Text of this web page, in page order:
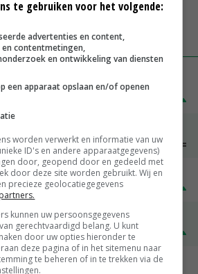
€ 1,09~ € 1,11
€ 197,00
€ 345,00
MEER MARKTPRIJZEN
te gebruiken voor het volgende:
advertenties en content,
contentmetingen,
en ontwikkeling van diensten
een apparaat opslaan en/of openen
worden verwerkt en informatie van uw
ID's en andere apparaatgegevens)
door, geopend door en gedeeld met
door deze site worden gebruikt. Wij en
precieze geolocatiegegevens
kunnen uw persoonsgegevens
gerechtvaardigd belang. U kunt
door uw opties hieronder te
deze pagina of in het sitemenu naar
te beheren of in te trekken via de